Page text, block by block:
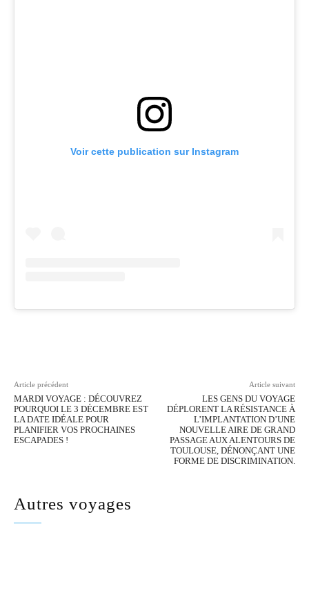
Voir cette publication sur Instagram
Article précédent
MARDI VOYAGE : DÉCOUVREZ
POURQUOI LE 3 DÉCEMBRE EST
LA DATE IDÉALE POUR
PLANIFIER VOS PROCHAINES
ESCAPADES !
Article suivant
LES GENS DU VOYAGE
DÉPLORENT LA RÉSISTANCE À
L’IMPLANTATION D’UNE
NOUVELLE AIRE DE GRAND
PASSAGE AUX ALENTOURS DE
TOULOUSE, DÉNONÇANT UNE
FORME DE DISCRIMINATION.
Autres voyages